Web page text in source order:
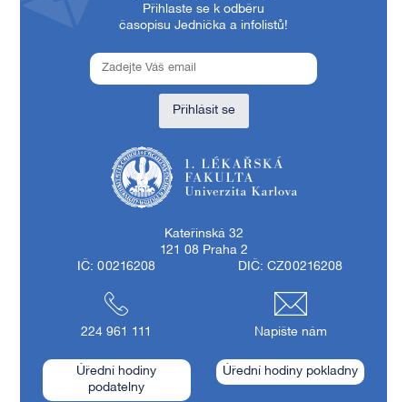
Přihlaste se k odběru
časopisu Jednička a infolistů!
Přihlásit se
Kateřinská 32
121 08 Praha 2
IČ: 00216208
DIČ: CZ00216208
224 961 111 Napište nám
Úřední hodiny
podatelny
Úřední hodiny pokladny